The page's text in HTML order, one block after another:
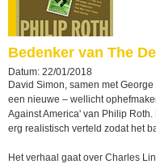
Bedenker van The
Datum: 22/01/2018
David Simon, samen met
een nieuwe – wellicht
Against America' van Philip
erg realistisch verteld zodat het
Het verhaal gaat over Charles